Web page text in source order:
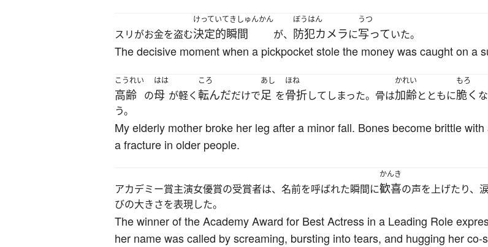
スリがお金を盗む
けっていてきしゅんかん
決定的瞬間 が、
ぼうはん
防犯カメラに
うつ
写っていた。
The decisive moment when a pickpocket stole the money was caught on a
こうれい
高齢 の
はは
母 が軽く
ころ
転んだだけで
あし
足 を
ほね
骨折してしまった。骨は
かれい
加齢とともに
もろ
脆く
う。
My elderly mother broke her leg after a minor fall. Bones become brittle
a fracture in older people.
アカデミー賞主演女優賞の受賞者は、名前を呼ばれた瞬間に
かんき
歓喜の声を上げたり、
びの大きさを表現した。
The winner of the Academy Award for Best Actress in a Leading Role
her name was called by screaming, bursting into tears, and hugging her co-